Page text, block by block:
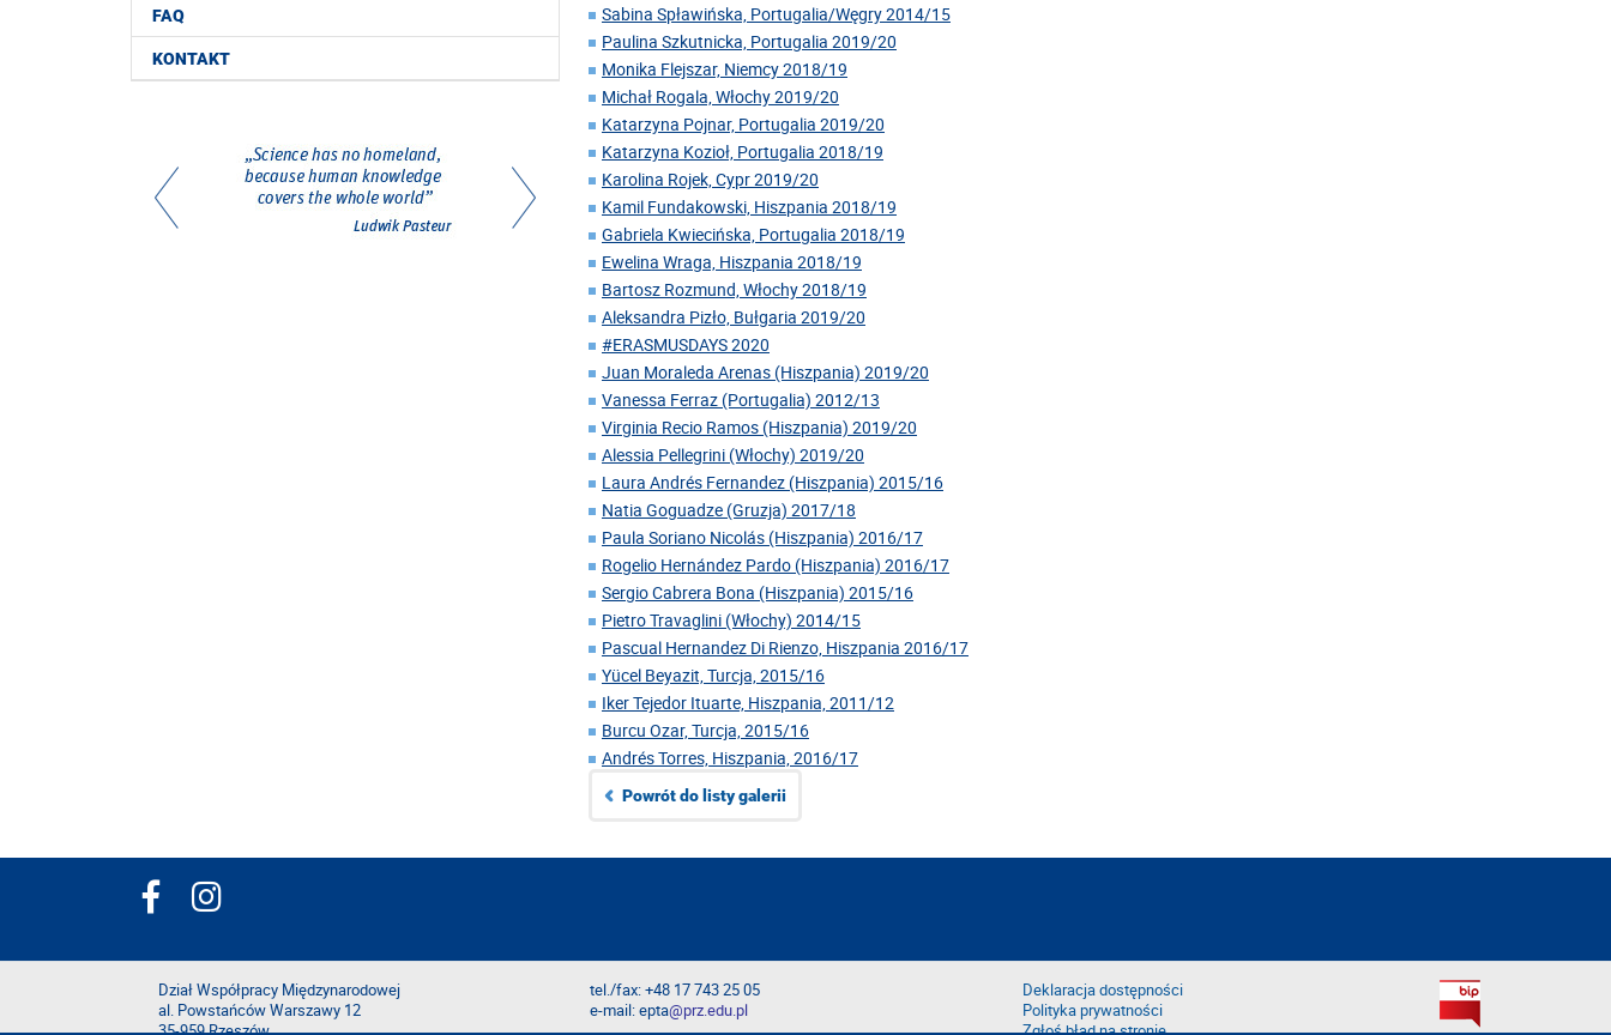
FAQ
KONTAKT
Sabina Spławińska, Portugalia/Węgry 2014/15
Paulina Szkutnicka, Portugalia 2019/20
Monika Flejszar, Niemcy 2018/19
Michał Rogala, Włochy 2019/20
Katarzyna Pojnar, Portugalia 2019/20
Katarzyna Kozioł, Portugalia 2018/19
Karolina Rojek, Cypr 2019/20
Kamil Fundakowski, Hiszpania 2018/19
Gabriela Kwiecińska, Portugalia 2018/19
Ewelina Wraga, Hiszpania 2018/19
Bartosz Rozmund, Włochy 2018/19
Aleksandra Pizło, Bułgaria 2019/20
#ERASMUSDAYS 2020
Juan Moraleda Arenas (Hiszpania) 2019/20
Vanessa Ferraz (Portugalia) 2012/13
Virginia Recio Ramos (Hiszpania) 2019/20
Alessia Pellegrini (Włochy) 2019/20
Laura Andrés Fernandez (Hiszpania) 2015/16
Natia Goguadze (Gruzja) 2017/18
Paula Soriano Nicolás (Hiszpania) 2016/17
Rogelio Hernández Pardo (Hiszpania) 2016/17
Sergio Cabrera Bona (Hiszpania) 2015/16
Pietro Travaglini (Włochy) 2014/15
Pascual Hernandez Di Rienzo, Hiszpania 2016/17
Yücel Beyazit, Turcja, 2015/16
Iker Tejedor Ituarte, Hiszpania, 2011/12
Burcu Ozar, Turcja, 2015/16
Andrés Torres, Hiszpania, 2016/17
Powrót do listy galerii
Dział Współpracy Międzynarodowej
al. Powstańców Warszawy 12
35-959 Rzeszów
tel./fax: +48 17 743 25 05
e-mail: epta@prz.edu.pl
Deklaracja dostępności
Polityka prywatności
Zgłoś błąd na stronie